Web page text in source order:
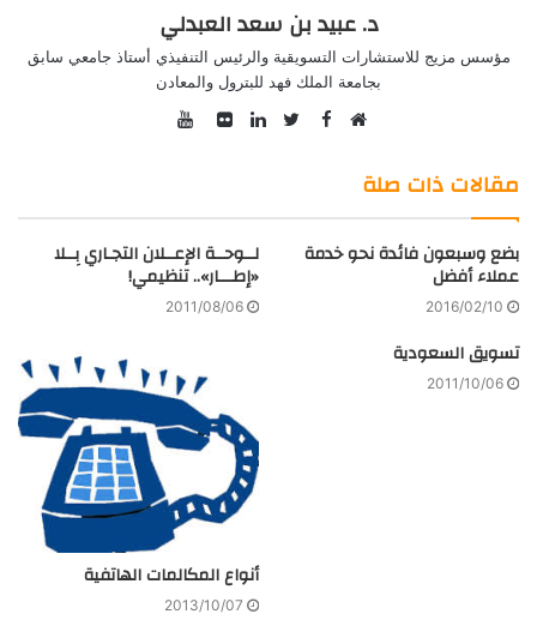
د. عبيد بن سعد العبدلي
مؤسس مزيج للاستشارات التسويقية والرئيس التنفيذي أستاذ جامعي سابق
بجامعة الملك فهد للبترول والمعادن
Facebook
مقالات ذات صلة
بضع وسبعون فائدة نحو خدمة
عملاء أفضل
2016/02/10
لــوحــة الإعــلان التجـاري بِــلا
«إطـــار».. تنظيمي!
2011/08/06
تسويق السعودية
2011/10/06
أنواع المكالمات الهاتفية
2013/10/07